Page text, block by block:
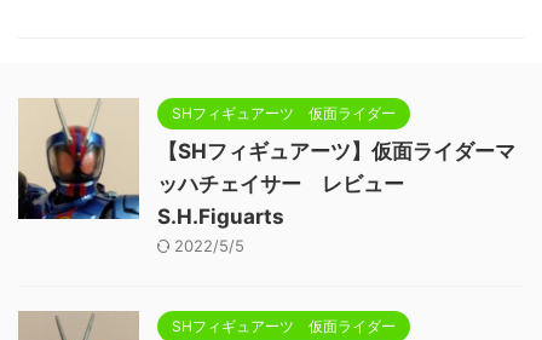
SHフィギュアーツ 仮面ライダー
【SHフィギュアーツ】仮面ライダーマ
ッハチェイサー レビュー
S.H.Figuarts
2022/5/5
SHフィギュアーツ 仮面ライダー